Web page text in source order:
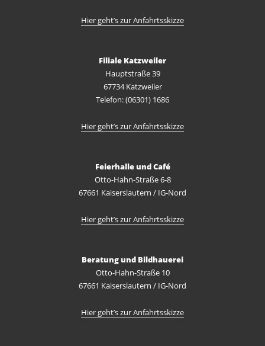
Hier geht’s zur Anfahrtsskizze
Filiale Katzweiler
Hauptstraße 39
67734 Katzweiler
Telefon: (06301) 1686
Hier geht’s zur Anfahrtsskizze
Feierhalle und Café
Otto-Hahn-Straße 6-8
67661 Kaiserslautern / IG-Nord
Hier geht’s zur Anfahrtsskizze
Beratung und Bildhauerei
Otto-Hahn-Straße 10
67661 Kaiserslautern / IG-Nord
Hier geht’s zur Anfahrtsskizze